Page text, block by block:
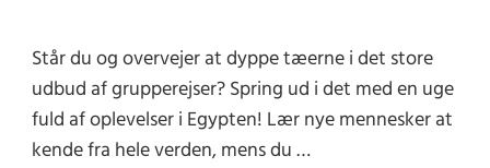
Står du og overvejer at dyppe tæerne i det store
udbud af grupperejser? Spring ud i det med en uge
fuld af oplevelser i Egypten! Lær nye mennesker at
kende fra hele verden, mens du …